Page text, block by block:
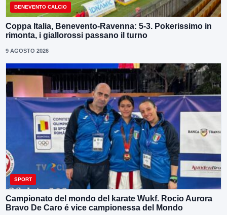
BENEVENTO CALCIO
Coppa Italia, Benevento-Ravenna: 5-3. Pokerissimo in
rimonta, i giallorossi passano il turno
9 AGOSTO 2026
SPORT
Campionato del mondo del karate Wukf. Rocio Aurora
Bravo De Caro é vice campionessa del Mondo